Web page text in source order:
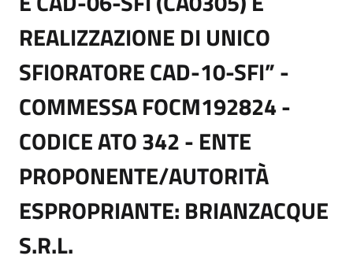
REALIZZAZIONE DI UNICO
SFIORATORE CAD-10-SFI” -
COMMESSA FOCM192824 -
CODICE ATO 342 - ENTE
PROPONENTE/AUTORITÀ
ESPROPRIANTE: BRIANZACQUE
S.R.L.